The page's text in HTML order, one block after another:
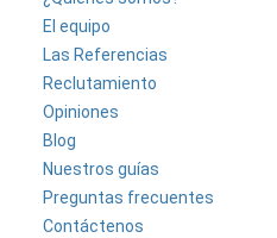
El equipo
Las Referencias
Reclutamiento
Opiniones
Blog
Nuestros guías
Preguntas frecuentes
Contáctenos